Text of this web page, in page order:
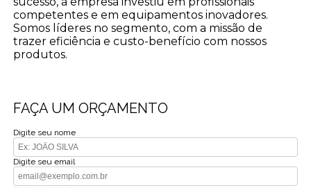
competentes e em equipamentos inovadores.
Somos líderes no segmento, com a missão de
trazer eficiência e custo-benefício com nossos
produtos.
FAÇA UM ORÇAMENTO
Digite seu nome
Digite seu email